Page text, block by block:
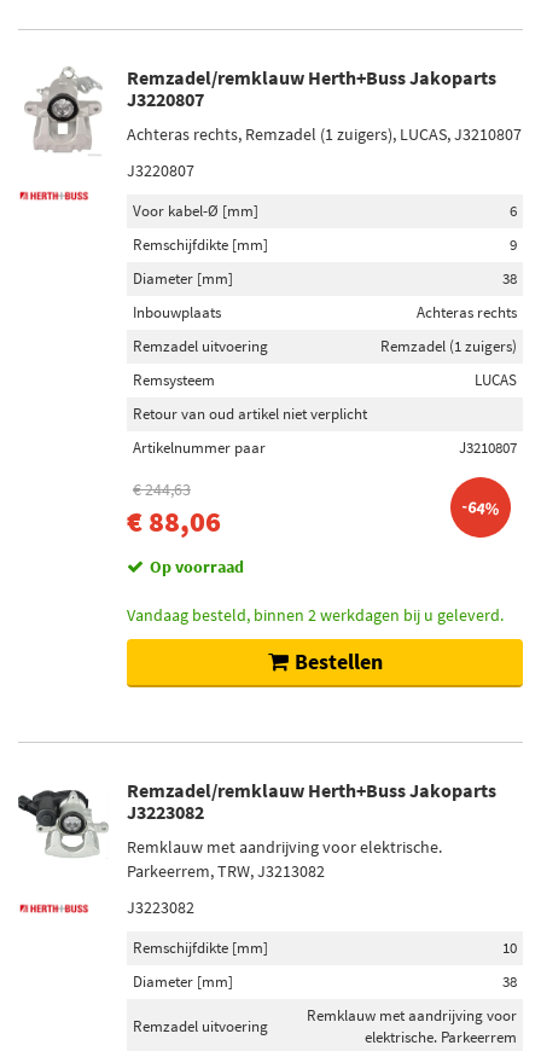
Remzadel/remklauw Herth+Buss Jakoparts
J3220807
Achteras rechts, Remzadel (1 zuigers), LUCAS, J3210807
J3220807
Voor kabel-Ø [mm]
6
Remschijfdikte [mm]
9
Diameter [mm]
38
Inbouwplaats
Achteras rechts
Remzadel uitvoering
Remzadel (1 zuigers)
Remsysteem
LUCAS
Retour van oud artikel niet verplicht
Artikelnummer paar
J3210807
€ 244,63
€ 88,06 -64%
Op voorraad
Vandaag besteld, binnen 2 werkdagen bij u geleverd.
Bestellen
Remzadel/remklauw Herth+Buss Jakoparts
J3223082
Remklauw met aandrijving voor elektrische.
Parkeerrem, TRW, J3213082
J3223082
Remschijfdikte [mm]
10
Diameter [mm]
38
Remzadel uitvoering
Remklauw met aandrijving voor
elektrische. Parkeerrem